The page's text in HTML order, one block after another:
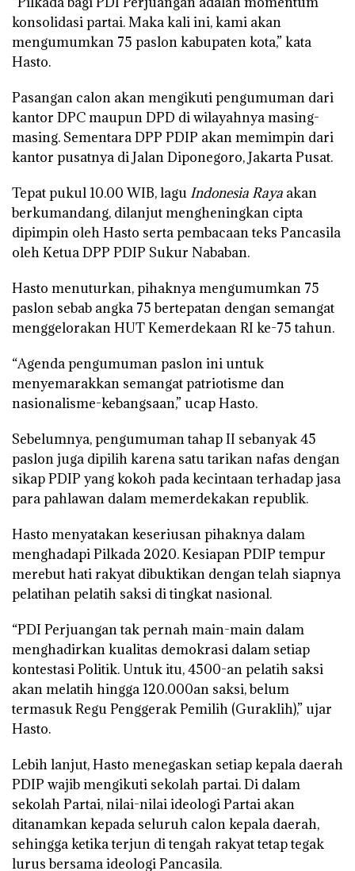
konsolidasi partai. Maka kali ini, kami akan
mengumumkan 75 paslon kabupaten kota,” kata
Hasto.
Pasangan calon akan mengikuti pengumuman dari
kantor DPC maupun DPD di wilayahnya masing-
masing. Sementara DPP PDIP akan memimpin dari
kantor pusatnya di Jalan Diponegoro, Jakarta Pusat.
Tepat pukul 10.00 WIB, laguIndonesia Raya akan
berkumandang, dilanjut mengheningkan cipta
dipimpin oleh Hasto serta pembacaan teks Pancasila
oleh Ketua DPP PDIP Sukur Nababan.
Hasto menuturkan, pihaknya mengumumkan 75
paslon sebab angka 75 bertepatan dengan semangat
menggelorakan HUT Kemerdekaan RI ke-75 tahun.
“Agenda pengumuman paslon ini untuk
menyemarakkan semangat patriotisme dan
nasionalisme-kebangsaan,” ucap Hasto.
Sebelumnya, pengumuman tahap II sebanyak 45
paslon juga dipilih karena satu tarikan nafas dengan
sikap PDIP yang kokoh pada kecintaan terhadap jasa
para pahlawan dalam memerdekakan republik.
Hasto menyatakan keseriusan pihaknya dalam
menghadapi Pilkada 2020. Kesiapan PDIP tempur
merebut hati rakyat dibuktikan dengan telah siapnya
pelatihan pelatih saksi di tingkat nasional.
“PDI Perjuangan tak pernah main-main dalam
menghadirkan kualitas demokrasi dalam setiap
kontestasi Politik. Untuk itu, 4500-an pelatih saksi
akan melatih hingga 120.000an saksi, belum
termasuk Regu Penggerak Pemilih (Guraklih),” ujar
Hasto.
Lebih lanjut, Hasto menegaskan setiap kepala daerah
PDIP wajib mengikuti sekolah partai. Di dalam
sekolah Partai, nilai-nilai ideologi Partai akan
ditanamkan kepada seluruh calon kepala daerah,
sehingga ketika terjun di tengah rakyat tetap tegak
lurus bersama ideologi Pancasila.